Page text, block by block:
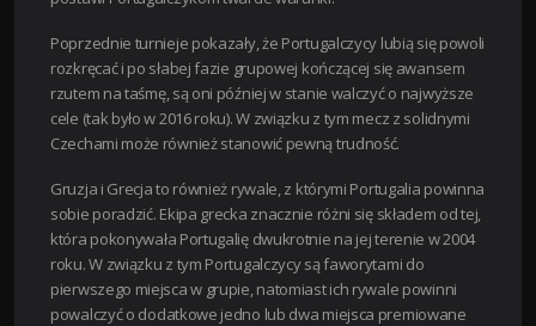
Poprzednie turnieje pokazały, że Portugalczycy lubią się powoli
rozkręcać i po słabej fazie grupowej kończącej się awansem
rzutem na taśmę, są oni później w stanie walczyć o najwyższe
cele (tak było w 2016 roku). W związku z tym mecz z solidnymi
Czechami może również stanowić pewną trudność.
Gruzja i Grecja to również rywale, z którymi Portugalia powinna
sobie poradzić. Ekipa grecka znacznie różni się składem od tej,
która pokonywała Portugalię dwukrotnie na jej terenie w 2004
roku. W związku z tym Portugalczycy są faworytami do
pierwszego miejsca w grupie, natomiast ich rywale powinni
powalczyć o dodatkowe jedno lub dwa miejsca premiowane